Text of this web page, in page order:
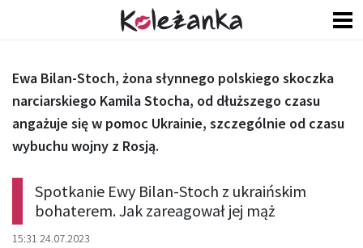
Spotkanie Ewy Bilan-Stoch z ukraińskim
bohaterem. Jak zareagował jej mąż
15:31 24.07.2023
Ewa Bilan-Stoch, żona słynnego polskiego skoczka
narciarskiego Kamila Stocha, od dłuższego czasu
angażuje się w pomoc Ukrainie, szczególnie od czasu
wybuchu wojny z Rosją.